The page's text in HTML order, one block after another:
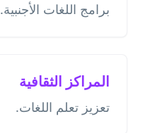
برامج اللغات الأجنبية.
المراكز الثقافية
تعزيز تعلم اللغات.